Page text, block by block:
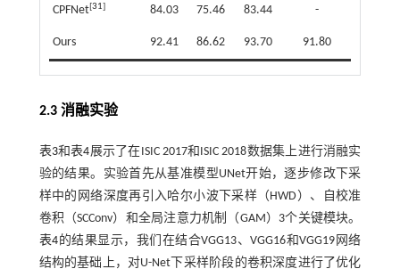
CPFNet[31] 84.03 75.46 83.44 -
Ours 92.41 86.62 93.70 91.80
2.3 消融实验
表3和表4展示了在ISIC 2017和ISIC 2018数据集上进行消融实
验的结果。实验首先从基准模型UNet开始，逐步修改下采
样中的网络深度再引入哈尔小波下采样（HWD）、自校准
卷积（SCConv）和全局注意力机制（GAM）3个关键模块。
表4 的结果显示，我们在结合VGG13、VGG16和VGG19网络
结构的基础上，对U-Net下采样阶段的卷积深度进行了优化